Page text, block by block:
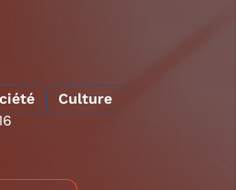
Culture